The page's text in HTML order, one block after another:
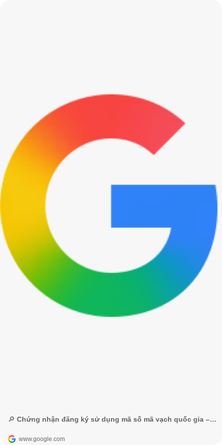
🔎 Chứng nhận đăng ký sử dụng mã số mã vạch quốc gia – Google Tìm kiếm
www.google.com